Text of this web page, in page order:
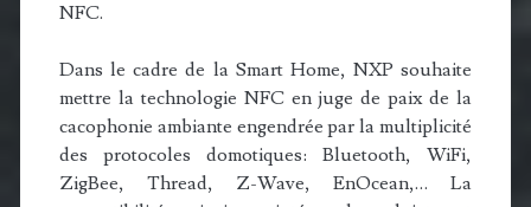
NFC.
Dans le cadre de la Smart Home, NXP souhaite
mettre la technologie NFC en juge de paix de la
cacophonie ambiante engendrée par la multiplicité
des protocoles domotiques: Bluetooth, WiFi,
ZigBee, Thread, Z-Wave, EnOcean,… La